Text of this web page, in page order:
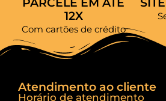
PARCELE EM ATÉ
12X
Com cartões de crédito
Atendimento ao cliente
Horário de atendimento